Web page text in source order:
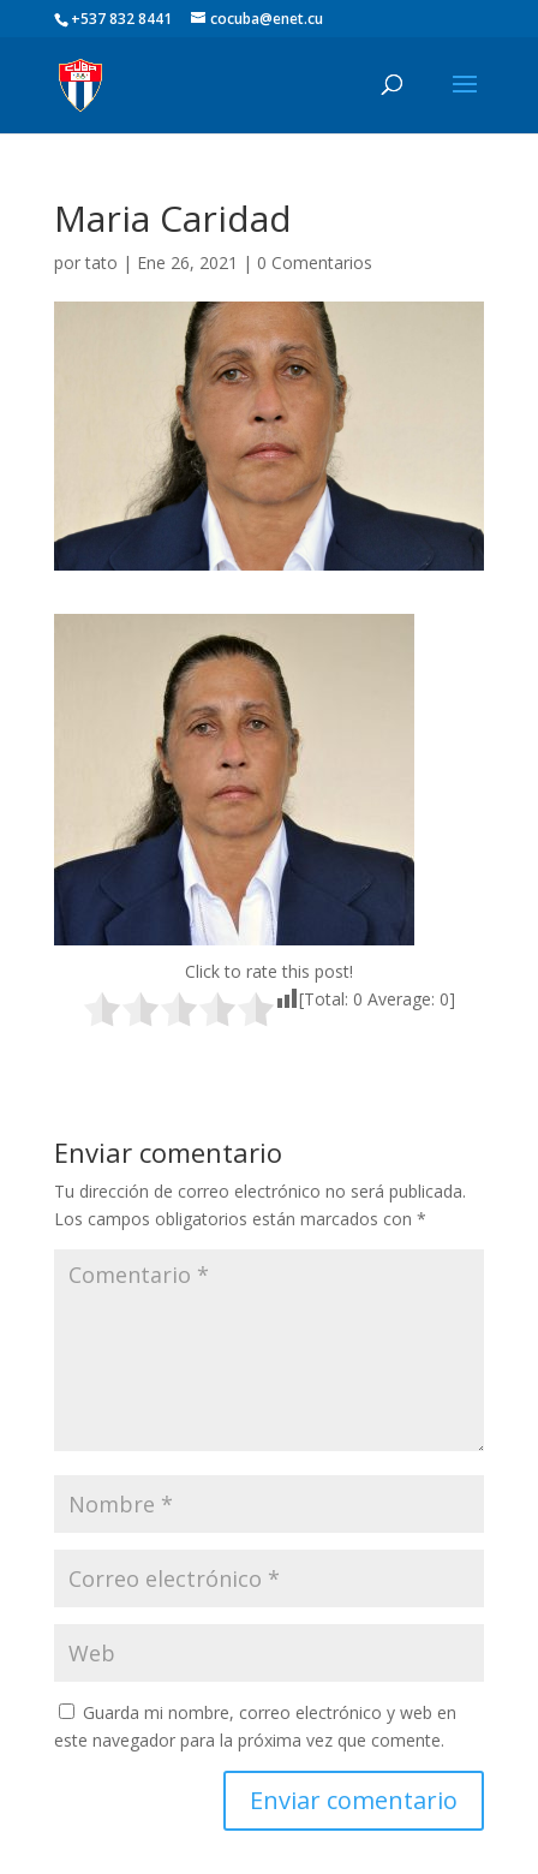
+537 832 8441 cocuba@enet.cu
Maria Caridad
portato | Ene 26, 2021 | 0 Comentarios
Click to rate this post!
[Total: 0 Average: 0]
Enviar comentario
Tu dirección de correo electrónico no será publicada.
Los campos obligatorios están marcados con *
Guarda mi nombre, correo electrónico y web en
este navegador para la próxima vez que comente.